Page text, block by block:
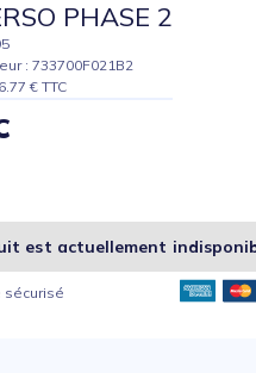
PHASE 2
: 733700F021B2
€ TTC
est actuellement
sécurisé